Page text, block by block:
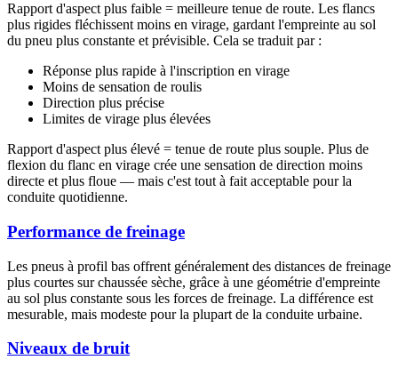
Rapport d'aspect plus faible = meilleure tenue de route. Les flancs
plus rigides fléchissent moins en virage, gardant l'empreinte au sol
du pneu plus constante et prévisible. Cela se traduit par :
Réponse plus rapide à l'inscription en virage
Moins de sensation de roulis
Direction plus précise
Limites de virage plus élevées
Rapport d'aspect plus élevé = tenue de route plus souple. Plus de
flexion du flanc en virage crée une sensation de direction moins
directe et plus floue — mais c'est tout à fait acceptable pour la
conduite quotidienne.
Performance de freinage
Les pneus à profil bas offrent généralement des distances de freinage
plus courtes sur chaussée sèche, grâce à une géométrie d'empreinte
au sol plus constante sous les forces de freinage. La différence est
mesurable, mais modeste pour la plupart de la conduite urbaine.
Niveaux de bruit